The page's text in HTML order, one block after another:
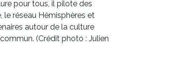
pour tous, il pilote des
le réseau Hémisphères et
autour de la culture
(Crédit photo : Julien